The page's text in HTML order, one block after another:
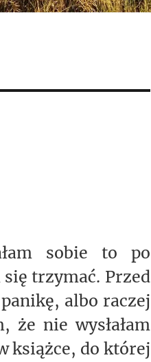
sobie to po
trzymać. Przed
albo raczej
że nie wysłałam
książce, do której